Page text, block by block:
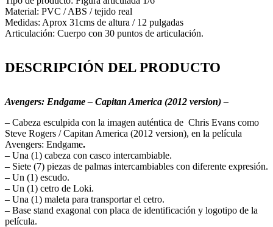
Material: PVC / ABS / tejido real
Medidas: Aprox 31cms de altura / 12 pulgadas
Articulación: Cuerpo con 30 puntos de articulación.
DESCRIPCIÓN DEL PRODUCTO
Avengers: Endgame – Capitan America (2012 version) –
– Cabeza esculpida con la imagen auténtica de Chris Evans como
Steve Rogers / Capitan America (2012 version), en la película
Avengers: Endgame.
– Una (1) cabeza con casco intercambiable.
– Siete (7) piezas de palmas intercambiables con diferente expresión.
– Un (1) escudo.
– Un (1) cetro de Loki.
– Una (1) maleta para transportar el cetro.
– Base stand exagonal con placa de identificación y logotipo de la
película.